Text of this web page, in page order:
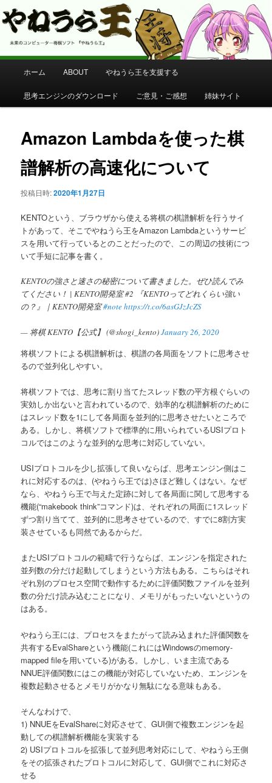
やねうら王 公式サイト
コンピューター将棋 やねうら王 公式サイト
メ
メ
イ
ン
ン
ツ
へ
移
動
ホーム ABOUT やねうら王を支援する
思考エンジンのダウンロード ご意見・ご感想 姉妹サイト
Amazon Lambdaを使った棋
譜解析の高速化について
投稿日時:2020年1月27日
KENTOという、ブラウザから使える将棋の棋譜解析を行うサイ
トがあって、そこでやねうら王をAmazon Lambdaというサービ
スを用いて行っているとのことだったので、この周辺の技術につ
いて手短に記事を書く。
KENTOの強さと速さの秘密について書きました。ぜひ読んでみ
てください！ | KENTO開発室 #2 『KENTOってどれくらい強い
の？』｜KENTO開発室#notehttps://t.co/6asGJzJcZS
— 将棋 KENTO【公式】 (@shogi_kento)January 26, 2020
将棋ソフトによる棋譜解析は、棋譜の各局面をソフトに思考させ
るので並列化しやすい。
将棋ソフトでは、思考に割り当てたスレッド数の平方根ぐらいの
実効しか出ないと言われているので、効率的な棋譜解析のために
はスレッド数を1にして各局面を並列的に思考させたいところで
ある。しかし、将棋ソフトで標準的に用いられているUSIプロト
コルではこのような並列的な思考に対応していない。
USIプロトコルを少し拡張して良いならば、思考エンジン側はこ
れに対応するのは、(やねうら王では)さほど難しくはない。なぜ
なら、やねうら王で与えた定跡に対して各局面に関して思考する
機能(“makebook think”コマンド)は、それぞれの局面に1スレッド
ずつ割り当てて、並列的に思考させているので、すでに8割方実
装させているも同然であるからだ。
またUSIプロトコルの範疇で行うならば、エンジンを指定された
並列数の分だけ起動してしまうという方法もある。こちらはそれ
ぞれ別のプロセス空間で動作するために評価関数ファイルを並列
数の分だけ読み込むことになり、メモリがもったいないというの
はある。
やねうら王には、プロセスをまたがって読み込まれた評価関数を
共有するEvalShareという機能(これにはWindowsのmemory-
mapped fileを用いている)がある。しかし、いま主流である
NNUE評価関数にはこの機能が対応していないため、エンジンを
複数起動させるとメモリがかなり無駄になる意味もある。
そんなわけで、
1) NNUEをEvalShareに対応させて、GUI側で複数エンジンを起
動しての棋譜解析機能を実装する
2) USIプロトコルを拡張して並列思考対応にして、やねうら王側
をその拡張されたプロトコルに対応して、GUI側でこれに対応さ
せる